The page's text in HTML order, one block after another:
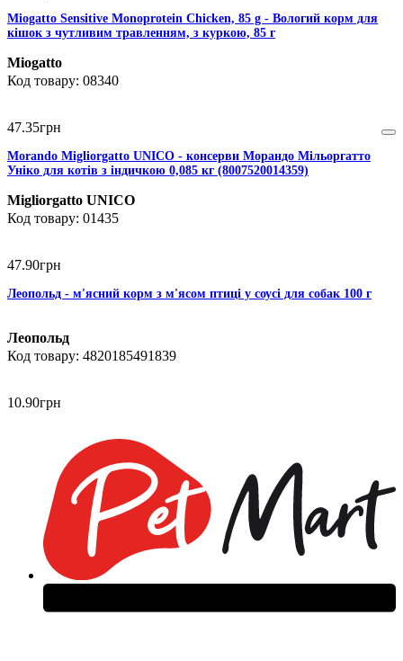
Miogatto Sensitive Monoprotein Chicken, 85 g - Вологий корм для
кішок з чутливим травленням, з куркою, 85 г
Miogatto
08340
47.35грн
Morando Migliorgatto UNICO - консерви Морандо Мільоргатто
Уніко для котів з індичкою 0,085 кг (8007520014359)
Migliorgatto UNICO
01435
47.90грн
Леопольд - м'ясний корм з м'ясом птиці у соусі для собак 100 г
Леопольд
4820185491839
10.90грн